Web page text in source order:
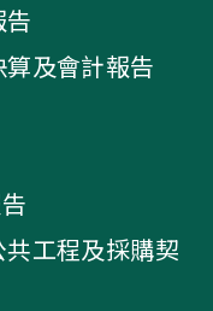
及會計報告
工程及採購契